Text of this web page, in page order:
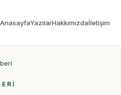
AnasayfaYazılarHakkımızdaİletişim